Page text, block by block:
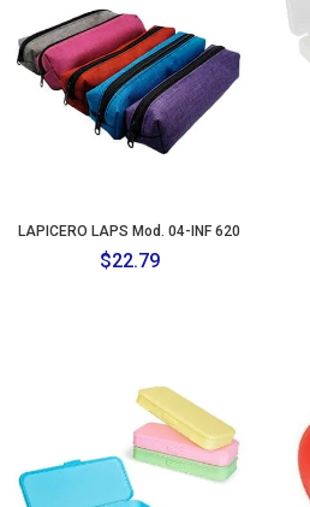
LAPICERO LAPS Mod. 04-INF 620
$22.79